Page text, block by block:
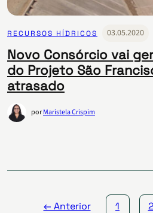
RECURSOS HÍDRICOS 03.05.2020
Novo Consórcio vai
do Projeto São
atrasado
porMaristela Crispim
de
← Anterior 1 2